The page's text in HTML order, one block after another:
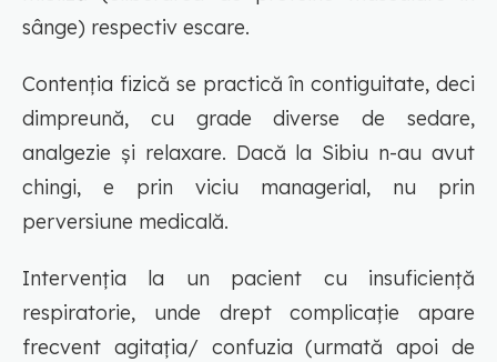
sânge) respectiv escare.
Contenția fizică se practică în contiguitate, deci
dimpreună, cu grade diverse de sedare,
analgezie și relaxare. Dacă la Sibiu n-au avut
chingi, e prin viciu managerial, nu prin
perversiune medicală.
Intervenția la un pacient cu insuficiență
respiratorie, unde drept complicație apare
frecvent agitația/ confuzia (urmată apoi de